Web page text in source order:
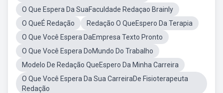
O Que Espera Da SuaFaculdade Redaçao Brainly
O QueÉ Redação
Redação O QueEspero Da Terapia
O Que Você Espera DaEmpresa Texto Pronto
O Que Você Espera DoMundo Do Trabalho
Modelo De Redação QueEspero Da Minha Carreira
O Que Você Espera Da Sua CarreiraDe Fisioterapeuta
Redação